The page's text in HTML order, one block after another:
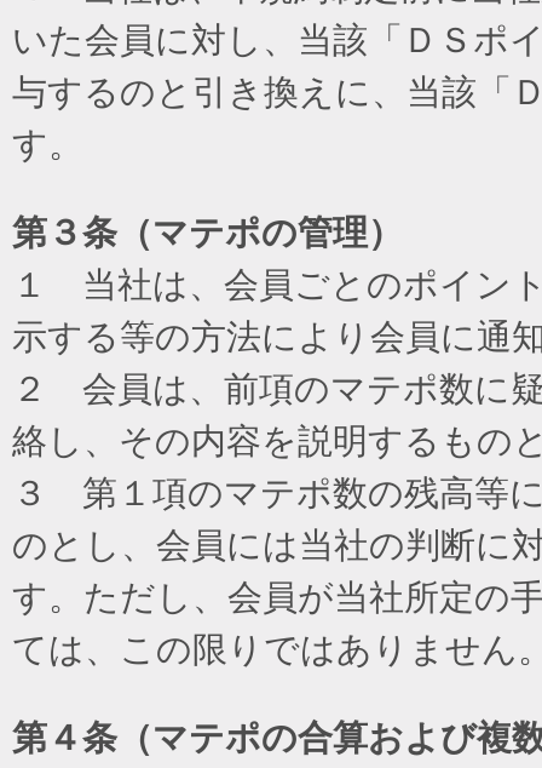
いた会員に対し、当該「ＤＳポ
与するのと引き換えに、当該「
す。
第３条（マテポの管理）
１ 当社は、会員ごとのポイン
示する等の方法により会員に通
２ 会員は、前項のマテポ数に
絡し、その内容を説明するもの
３ 第１項のマテポ数の残高等
のとし、会員には当社の判断に
す。ただし、会員が当社所定の
ては、この限りではありません
第４条（マテポの合算および複